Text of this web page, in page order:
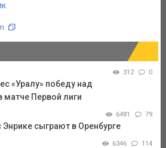
312 0
«Уралу» победу над
матче Первой лиги
6481 79
сыграют в Оренбурге
6346 114